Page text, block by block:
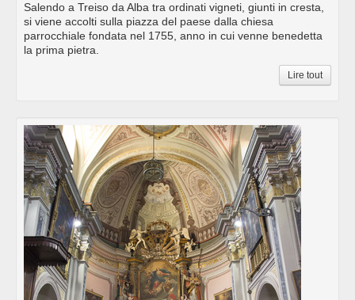
Salendo a Treiso da Alba tra ordinati vigneti, giunti in cresta,
si viene accolti sulla piazza del paese dalla chiesa
parrocchiale fondata nel 1755, anno in cui venne benedetta
la prima pietra.
Lire tout